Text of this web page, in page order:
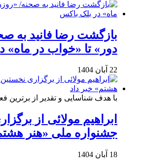
بازگشت رضا فانید به
دور» تا «خواب در ماه»
22 آبان 1404
با هدف شناسایی و تقدیر از برترین
ابراهیم مولائی از
جشنواره ملی «هنر
18 آبان 1404